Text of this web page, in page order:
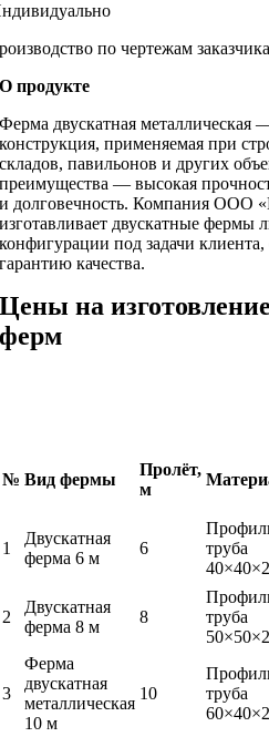
по чертежам заказчика
О продукте
Ферма двускатная металлическая
конструкция, применяемая при
складов, павильонов и других
преимущества — высокая
и долговечность. Компания ООО
изготавливает двускатные фермы
конфигурации под задачи
гарантию качества.
Цены на
ферм
№ Вид фермы
Пролёт,
м
1
Двускатная
ферма 6 м
6
труба
40×40×2
2
Двускатная
ферма 8 м
8
труба
50×50×2
3
Ферма
двускатная
металлическая
10 м
10
труба
60×40×2